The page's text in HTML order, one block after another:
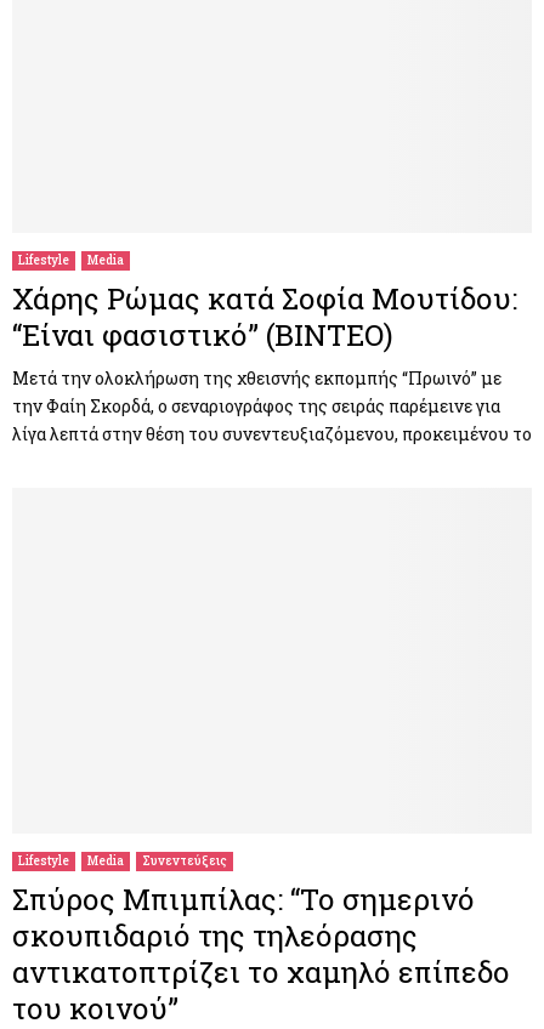
Lifestyle Media
Χάρης Ρώμας κατά Σοφία Μουτίδου:
“Είναι φασιστικό” (ΒΙΝΤΕΟ)
Μετά την ολοκλήρωση της χθεισνής εκπομπής “Πρωινό” με
την Φαίη Σκορδά, ο σεναριογράφος της σειράς παρέμεινε για
λίγα λεπτά στην θέση του συνεντευξιαζόμενου, προκειμένου το
Lifestyle Media Συνεντεύξεις
Σπύρος Μπιμπίλας: “Το σημερινό
σκουπιδαριό της τηλεόρασης
αντικατοπτρίζει το χαμηλό επίπεδο
του κοινού”